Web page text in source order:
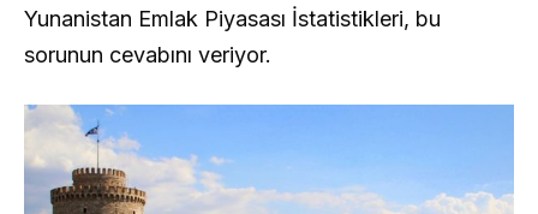
Yunanistan Emlak Piyasası İstatistikleri, bu
sorunun cevabını veriyor.